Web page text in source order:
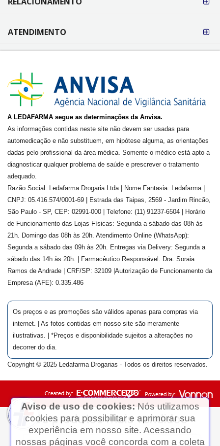
ATENDIMENTO
A LEDAFARMA segue as determinações da Anvisa.
As informações contidas neste site não devem ser usadas para
automedicação e não substituem, em hipótese alguma, as orientações
dadas pelo profissional da área médica. Somente o médico está apto a
diagnosticar qualquer problema de saúde e prescrever o tratamento
adequado.
Razão Social: Ledafarma Drogaria Ltda | Nome Fantasia: Ledafarma |
CNPJ: 05.416.574/0001-69 | Estrada das Taipas, 2569 - Jardim Rincão,
São Paulo - SP, CEP: 02991-000 | Telefone: (11) 91237-6504 | Horário
de Funcionamento das Lojas Físicas: Segunda a sábado das 08h às
21h. Domingo das 08h às 20h. Atendimento Online (WhatsApp):
Segunda a sábado das 09h às 20h. Entregas via Delivery: Segunda a
sábado das 14h às 20h. | Farmacêutico Responsável: Dra. Soraia
Ramos de Andrade
| CRF/SP: 32109 |Autorização de Funcionamento da
Empresa (AFE): 0.335.486
Os preços e as promoções são válidos apenas para compras via
internet. | As fotos contidas em nosso site são meramente
ilustrativas. | *Preços e disponibilidade sujeitos a alterações no
decorrer do dia.
Copyright © 2025 Ledafarma Drogarias - Todos os direitos reservados.
Aviso de uso de cookies: Nós utilizamos
cookies para possibilitar e aprimorar sua
experiência em nosso site. Acessando
nossas páginas você concorda com a coleta